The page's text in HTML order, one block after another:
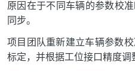
原因在于不同车辆的参数校
同步。
项目团队重新建立车辆参数
标定，并根据工位接口精度调